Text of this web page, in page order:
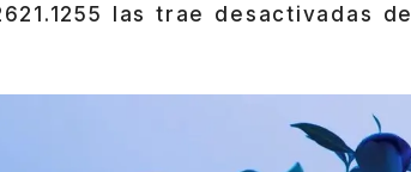
las trae desactivadas de